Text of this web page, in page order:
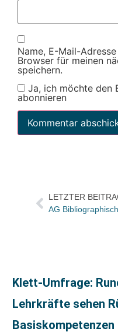
Name, E-Mail-
Browser für meinen
speichern.
Ja, ich möchte den
abonnieren
LETZTER
Klett-Umfrage:
Lehrkräfte sehen
Basiskompetenzen